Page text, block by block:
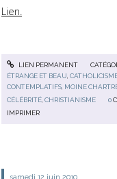
Lien.
LIEN PERMANENT
ÉTRANGE ET BEAU,
CONTEMPLATIFS, MOINE
CÉLÉBRITÉ ,CHRISTIANISME 0
IMPRIMER
samedi 12 juin 2010